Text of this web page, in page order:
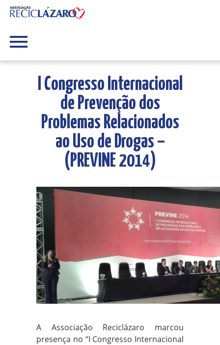
I Congresso Internacional
de Prevenção dos
Problemas Relacionados
ao Uso de Drogas –
(PREVINE 2014)
A Associação Reciclázaro marcou
presença no “I Congresso Internacional